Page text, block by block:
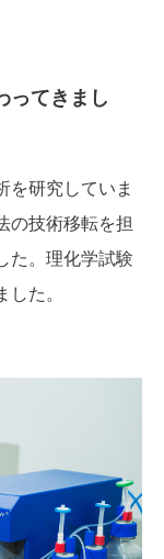
ってきまし
を研究していま
の技術移転を担
た。理化学試験
た。